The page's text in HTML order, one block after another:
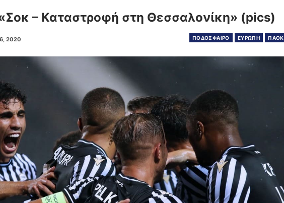
– Καταστροφή στη Θεσσαλονίκη» (pics)
ΠΟΔΟΣΦΑΙΡΟ ΕΥΡΩΠΗ ΠΑΟΚ
2020